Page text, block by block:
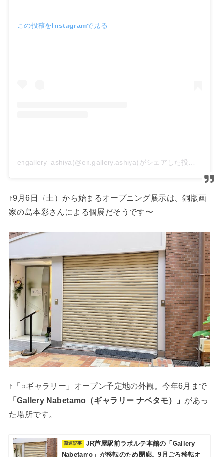
この投稿をInstagramで見る
↑9月6日（土）から始まるオープニング展示は、銅版画
家の島本彩さんによる個展だそうです〜
↑「○ギャラリー」オープン予定地の外観。今年6月まで
「Gallery Nabetamo（ギャラリー ナベタモ）」 があっ
た場所です。
JR芦屋駅前ラポルテ本館の「Gallery
Nabetamo」が移転のため閉廊。9月ごろ移転オ